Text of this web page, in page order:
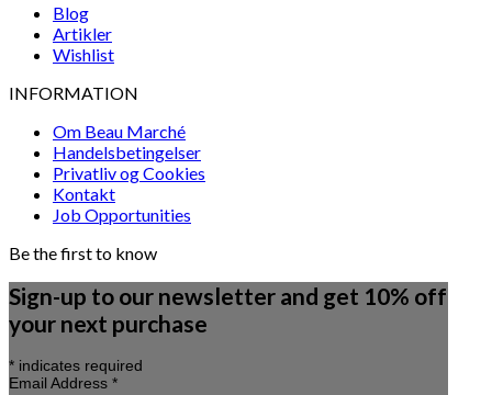
Blog
Artikler
Wishlist
INFORMATION
Om Beau Marché
Handelsbetingelser
Privatliv og Cookies
Kontakt
Job Opportunities
Be the first to know
Sign-up to our newsletter and get 10% off
your next purchase
* indicates required
Email Address *